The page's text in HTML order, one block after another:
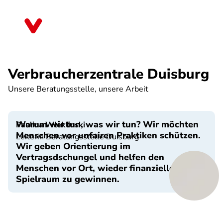
Verbraucherzentrale Duisburg
Unsere Beratungsstelle, unsere Arbeit
Warum wir tun, was wir tun? Wir möchten
Menschen vor unfairen Praktiken schützen.
Wir geben Orientierung im
Vertragsdschungel und helfen den
Menschen vor Ort, wieder finanziellen
Spielraum zu gewinnen.
Paulina Wleklinski
Leiterin Beratungsstelle Duisburg